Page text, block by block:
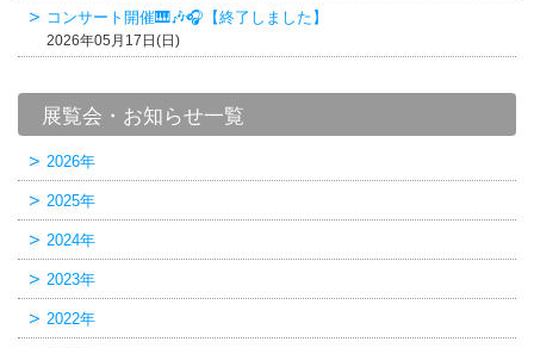
コンサート開催🎹🎶🎧【終了しました】
2026年05月17日(日)
展覧会・お知らせ一覧
2026年
2025年
2024年
2023年
2022年